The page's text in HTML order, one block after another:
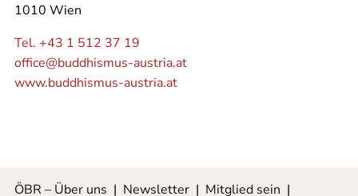
1010 Wien
Tel. +43 1 512 37 19
office@buddhismus-austria.at
www.buddhismus-austria.at
ÖBR – Über uns | Newsletter| Mitglied sein |